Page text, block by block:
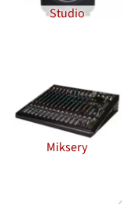
Studio
Miksery